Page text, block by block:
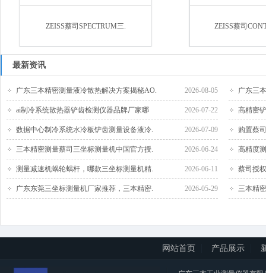
ZEISS蔡司SPECTRUM三. ZEISS蔡司
最新资讯
2026-08-05
广东三本精密测量液冷散热解决方案揭秘AO. 广东三
2026-07-22
ai制冷系统散热器铲齿检测仪器品牌厂家哪 高精密
2026-07-09
数据中心制冷系统水冷板铲齿测量设备液冷. 购置蔡
2026-06-24
三本精密测量蔡司三坐标测量机中国官方授. 高精度
2026-06-11
测量减速机蜗轮蜗杆，哪款三坐标测量机精. 蔡司授
2026-05-29
广东东莞三坐标测量机厂家推荐，三本精密. 三本精
网站首页 产品展示